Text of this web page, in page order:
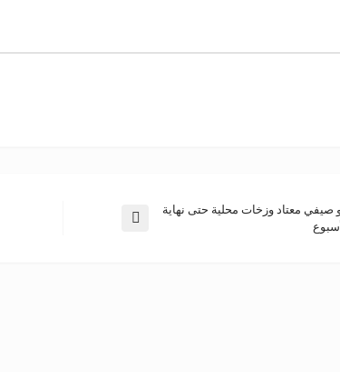
صيفي معتاد وزخات محلية حتى نهاية